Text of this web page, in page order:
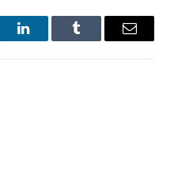
LinkedInTumblr Email